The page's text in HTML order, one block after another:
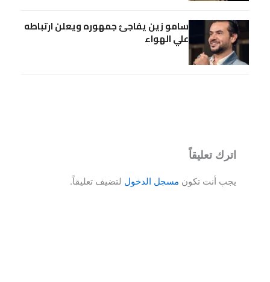
سامو زين يفاجئ جمهوره ويعلن ارتباطه
علي الهواء
اترك تعليقاً
يجب أنت تكون مسجل الدخول لتضيف تعليقاً.